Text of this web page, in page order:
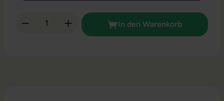
Produkt Anzahl: Gib den gewünschten
In den Warenkorb